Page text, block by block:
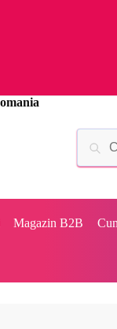
Magazin B2B